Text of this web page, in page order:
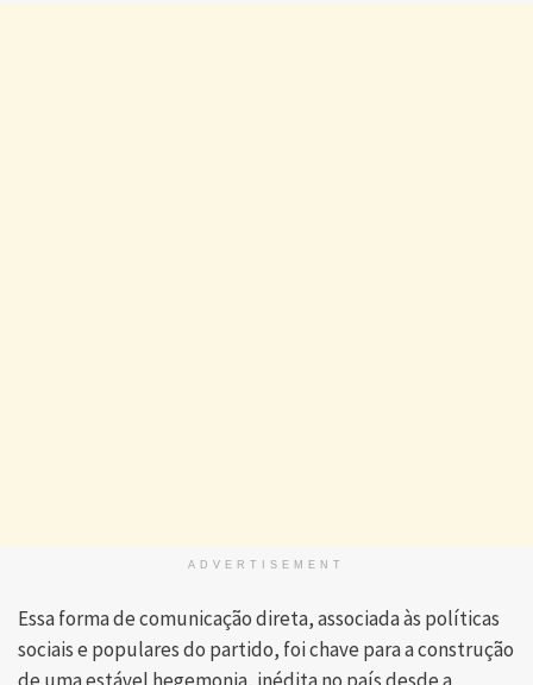
ADVERTISEMENT
Essa forma de comunicação direta, associada às políticas
sociais e populares do partido, foi chave para a construção